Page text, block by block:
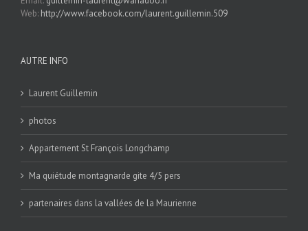
Web: http://www.facebook.com/laurent.guillemin.509
AUTRE INFO
Laurent Guillemin
photos
Appartement St François Longchamp
Ma quiétude montagnarde gite 4/5 pers
partenaires dans la vallées de la Maurienne